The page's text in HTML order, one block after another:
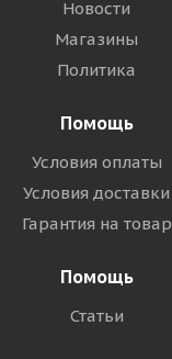
Новости
Магазины
Политика
Помощь
Условия оплаты
Условия доставки
Гарантия на товар
Помощь
Статьи